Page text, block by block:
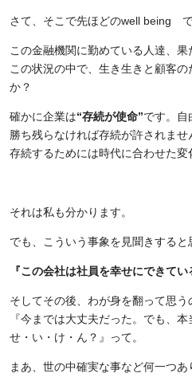
さて、そこで先ほどのwell being で
この金融機関に勤めている人達、
この状況の中で、生き生きと顧客
か？
確かに企業は“存続が使命”です。自
勝ち残らなければ存続が許されませ
存続するためには時代に合わせた変
それは私も分かります。
でも、こういう事象を見聞きすると
『この会社は社員を幸せにできてい
そしてその後、わが身を翻って思う
『今までは大丈夫だった。でも、
せ・い・け・ん？』って。
まあ、世の中確実な事など何一つあ